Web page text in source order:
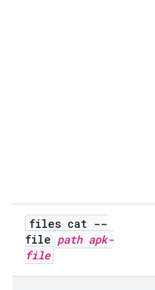
files cat --
file path apk-
file